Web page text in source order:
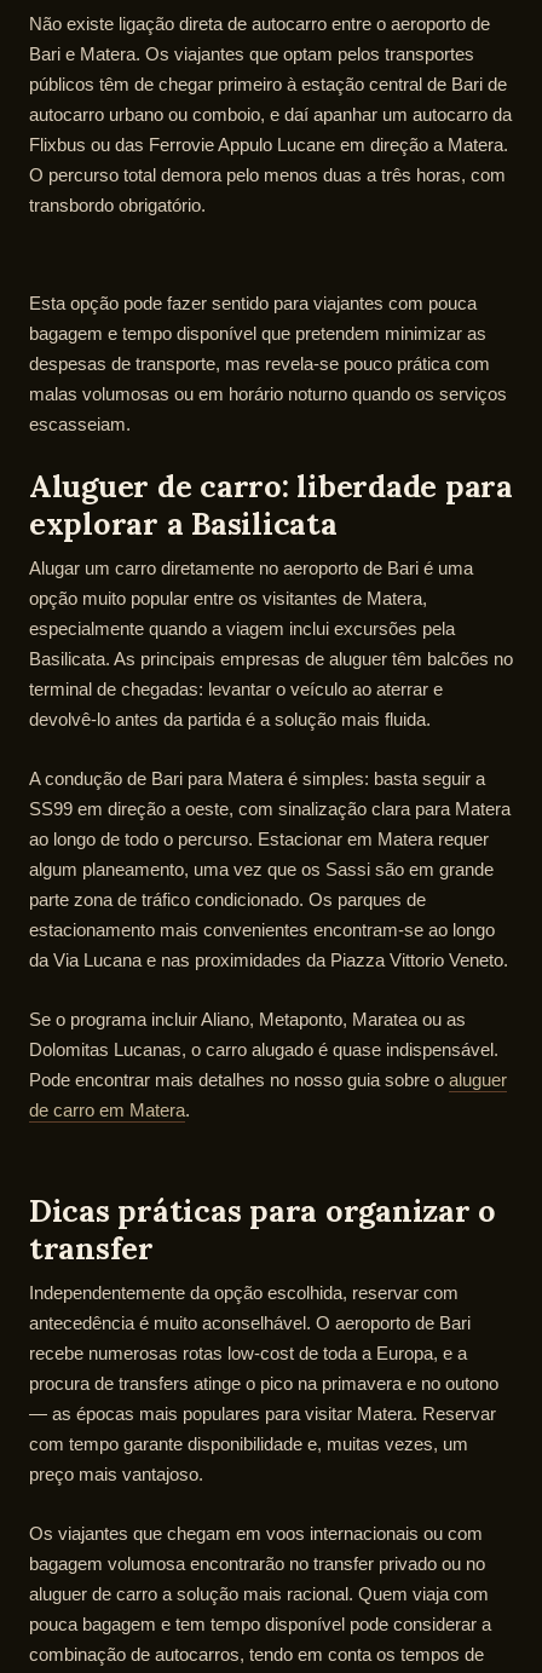
Não existe ligação direta de autocarro entre o aeroporto de
Bari e Matera. Os viajantes que optam pelos transportes
públicos têm de chegar primeiro à estação central de Bari de
autocarro urbano ou comboio, e daí apanhar um autocarro da
Flixbus ou das Ferrovie Appulo Lucane em direção a Matera.
O percurso total demora pelo menos duas a três horas, com
transbordo obrigatório.
Esta opção pode fazer sentido para viajantes com pouca
bagagem e tempo disponível que pretendem minimizar as
despesas de transporte, mas revela-se pouco prática com
malas volumosas ou em horário noturno quando os serviços
escasseiam.
Aluguer de carro: liberdade para
explorar a Basilicata
Alugar um carro diretamente no aeroporto de Bari é uma
opção muito popular entre os visitantes de Matera,
especialmente quando a viagem inclui excursões pela
Basilicata. As principais empresas de aluguer têm balcões no
terminal de chegadas: levantar o veículo ao aterrar e
devolvê-lo antes da partida é a solução mais fluida.
A condução de Bari para Matera é simples: basta seguir a
SS99 em direção a oeste, com sinalização clara para Matera
ao longo de todo o percurso. Estacionar em Matera requer
algum planeamento, uma vez que os Sassi são em grande
parte zona de tráfico condicionado. Os parques de
estacionamento mais convenientes encontram-se ao longo
da Via Lucana e nas proximidades da Piazza Vittorio Veneto.
Se o programa incluir Aliano, Metaponto, Maratea ou as
Dolomitas Lucanas, o carro alugado é quase indispensável.
Pode encontrar mais detalhes no nosso guia sobre o aluguer
de carro em Matera.
Dicas práticas para organizar o
transfer
Independentemente da opção escolhida, reservar com
antecedência é muito aconselhável. O aeroporto de Bari
recebe numerosas rotas low-cost de toda a Europa, e a
procura de transfers atinge o pico na primavera e no outono
— as épocas mais populares para visitar Matera. Reservar
com tempo garante disponibilidade e, muitas vezes, um
preço mais vantajoso.
Os viajantes que chegam em voos internacionais ou com
bagagem volumosa encontrarão no transfer privado ou no
aluguer de carro a solução mais racional. Quem viaja com
pouca bagagem e tem tempo disponível pode considerar a
combinação de autocarros, tendo em conta os tempos de